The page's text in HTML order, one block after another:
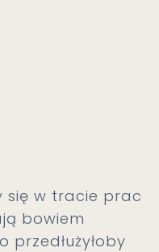
się w tracie prac
bowiem
przedłużyłoby